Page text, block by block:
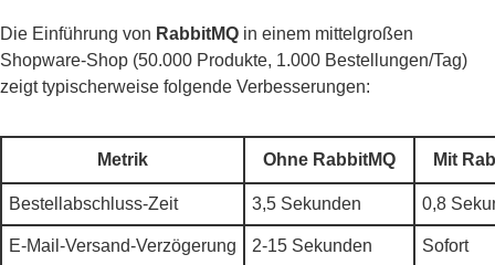
Die Einführung von RabbitMQ in einem mittelgroßen
Shopware-Shop (50.000 Produkte, 1.000 Bestellungen/Tag)
zeigt typischerweise folgende Verbesserungen:
Metrik Ohne RabbitMQ Mit
Bestellabschluss-Zeit 3,5 Sekunden 0,8
E-Mail-Versand-Verzögerung 2-15 Sekunden Sofort